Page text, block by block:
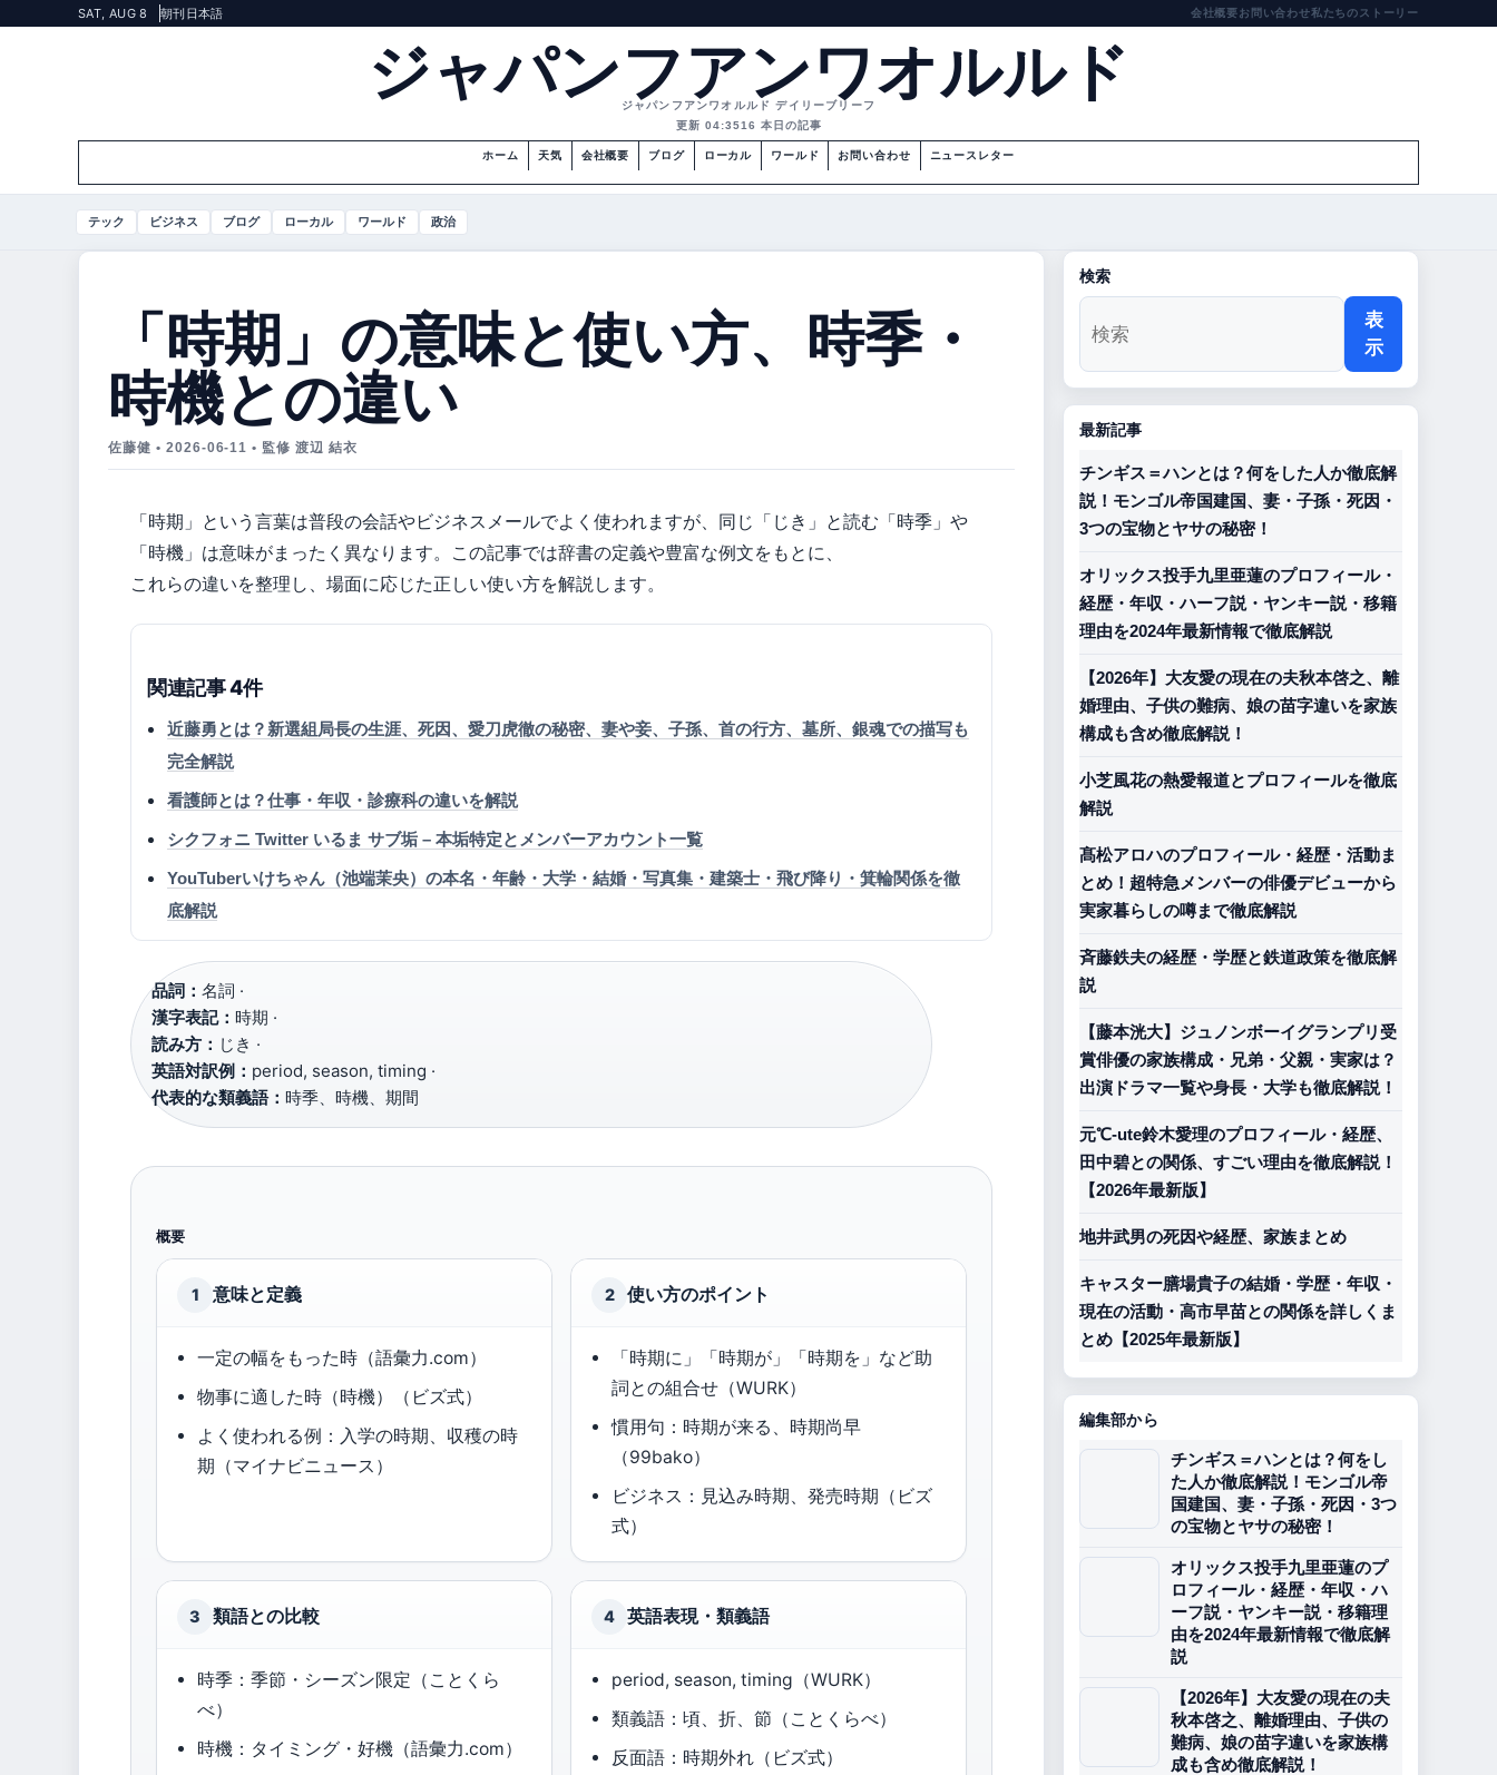
SAT, AUG 8 朝刊 日本語 会社概要お問い合わせ私たちのストーリー
ジャパンフアンワオルルド
ジャパンフアンワオルルド デイリーブリーフ
更新 04:3516 本日の記事
ホーム 天気 会社概要 ブログ ローカル ワールド お問い合わせ ニュースレター
テック ビジネス ブログ ローカル ワールド 政治
「時期」の意味と使い方、時季・
時機との違い
佐藤健 • 2026-06-11 • 監修 渡辺 結衣
「時期」という言葉は普段の会話やビジネスメールでよく使われますが、同じ「じき」と読む「時季」や
「時機」は意味がまったく異なります。この記事では辞書の定義や豊富な例文をもとに、
これらの違いを整理し、場面に応じた正しい使い方を解説します。
関連記事 4件
近藤勇とは？新選組局長の生涯、死因、愛刀虎徹の秘密、妻や妾、子孫、首の行方、墓所、銀魂での描写も
完全解説
看護師とは？仕事・年収・診療科の違いを解説
シクフォニ Twitter いるま サブ垢 – 本垢特定とメンバーアカウント一覧
YouTuberいけちゃん（池端茉央）の本名・年齢・大学・結婚・写真集・建築士・飛び降り・箕輪関係を徹
底解説
品詞： 名詞 ·
漢字表記： 時期 ·
読み方： じき ·
英語対訳例： period, season, timing ·
代表的な類義語： 時季、時機、期間
概要
1 意味と定義
一定の幅をもった時（語彙力.com）
物事に適した時（時機）（ビズ式）
よく使われる例：入学の時期、収穫の時
期（マイナビニュース）
2 使い方のポイント
「時期に」「時期が」「時期を」など助
詞との組合せ（WURK）
慣用句：時期が来る、時期尚早
（99bako）
ビジネス：見込み時期、発売時期（ビズ
式）
3 類語との比較
時季：季節・シーズン限定（ことくら
べ）
時機：タイミング・好機（語彙力.com）
4 英語表現・類義語
period, season, timing（WURK）
類義語：頃、折、節（ことくらべ）
反面語：時期外れ（ビズ式）
検索
表
示
最新記事
チンギス＝ハンとは？何をした人か徹底解
説！モンゴル帝国建国、妻・子孫・死因・
3つの宝物とヤサの秘密！
オリックス投手九里亜蓮のプロフィール・
経歴・年収・ハーフ説・ヤンキー説・移籍
理由を2024年最新情報で徹底解説
【2026年】大友愛の現在の夫秋本啓之、離
婚理由、子供の難病、娘の苗字違いを家族
構成も含め徹底解説！
小芝風花の熱愛報道とプロフィールを徹底
解説
髙松アロハのプロフィール・経歴・活動ま
とめ！超特急メンバーの俳優デビューから
実家暮らしの噂まで徹底解説
斉藤鉄夫の経歴・学歴と鉄道政策を徹底解
説
【藤本洸大】ジュノンボーイグランプリ受
賞俳優の家族構成・兄弟・父親・実家は？
出演ドラマ一覧や身長・大学も徹底解説！
元℃-ute鈴木愛理のプロフィール・経歴、
田中碧との関係、すごい理由を徹底解説！
【2026年最新版】
地井武男の死因や経歴、家族まとめ
キャスター膳場貴子の結婚・学歴・年収・
現在の活動・高市早苗との関係を詳しくま
とめ【2025年最新版】
編集部から
チンギス＝ハンとは？何をし
た人か徹底解説！モンゴル帝
国建国、妻・子孫・死因・3つ
の宝物とヤサの秘密！
オリックス投手九里亜蓮のプ
ロフィール・経歴・年収・ハ
ーフ説・ヤンキー説・移籍理
由を2024年最新情報で徹底解
説
【2026年】大友愛の現在の夫
秋本啓之、離婚理由、子供の
難病、娘の苗字違いを家族構
成も含め徹底解説！